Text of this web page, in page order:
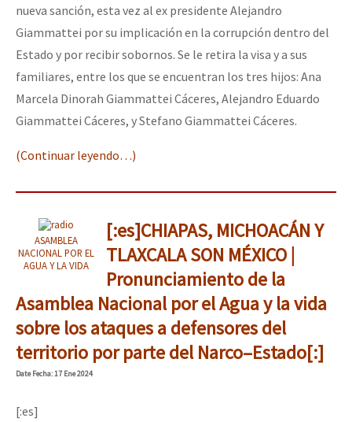
nueva sanción, esta vez al ex presidente Alejandro
Giammattei por su implicación en la corrupción dentro del
Estado y por recibir sobornos. Se le retira la visa y a sus
familiares, entre los que se encuentran los tres hijos: Ana
Marcela Dinorah Giammattei Cáceres, Alejandro Eduardo
Giammattei Cáceres, y Stefano Giammattei Cáceres.
(Continuar leyendo…)
ASAMBLEA
NACIONAL POR EL
AGUA Y LA VIDA
[:es]CHIAPAS, MICHOACÁN Y
TLAXCALA SON MÉXICO |
Pronunciamiento de la
Asamblea Nacional por el Agua y la vida
sobre los ataques a defensores del
territorio por parte del Narco–Estado[:]
DateFecha: 17 Ene 2024
[:es]